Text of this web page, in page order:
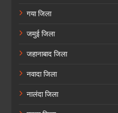
गया जिला
जमुई जिला
जहानाबाद जिला
नवादा जिला
नालंदा जिला